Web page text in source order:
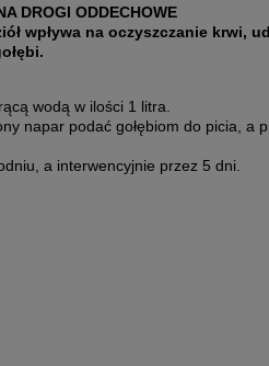
DROGI ODDECHOWE
wpływa na oczyszczanie krwi,
wodą w ilości 1 litra.
napar podać gołębiom do picia, a
a interwencyjnie przez 5 dni.